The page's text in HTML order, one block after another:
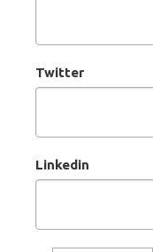
Twitter
Linkedin